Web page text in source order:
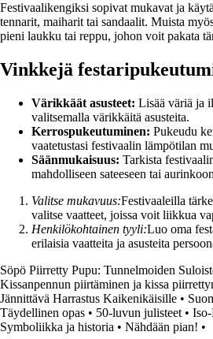
Festivaalikengiksi sopivat mukavat ja
tennarit, maiharit tai sandaalit. Muista
pieni laukku tai reppu, johon voit pakata
Vinkkejä
Värikkäät asusteet: Lisää väriä ja
valitsemalla värikkäitä asusteita.
Kerrospukeutuminen: Pukeudu
vaatetustasi festivaalin lämpötilan
Säänmukaisuus: Tarkista
mahdolliseen sateeseen tai
Valitse mukavuus:Festivaaleilla
valitse vaatteet, joissa voit liikkua
Henkilökohtainen tyyli:Luo oma
erilaisia vaatteita ja asusteita
Söpö Piirretty Pupu: Tunnelmoiden
Kissanpennun piirtäminen ja kissa
Jännittävä Harrastus Kaikenikäisille •
Täydellinen opas • 50-luvun julisteet •
Symboliikka ja historia • Nähdään pian! •